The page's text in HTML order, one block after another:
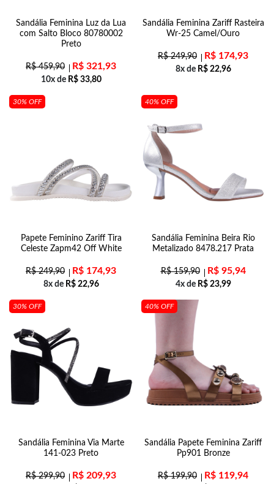
Sandália Feminina Luz da Lua
com Salto Bloco 80780002
Preto
R$459,90 R$ 321,93
10x de R$33,80
Sandália Feminina Zariff Rasteira
Wr-25 Camel/Ouro
R$249,90 R$ 174,93
8x de R$22,96
30% OFF
Papete Feminino Zariff Tira
Celeste Zapm42 Off White
R$249,90 R$ 174,93
8x de R$22,96
40% OFF
Sandália Feminina Beira Rio
Metalizado 8478.217 Prata
R$159,90 R$95,94
4x de R$23,99
30% OFF
Sandália Feminina Via Marte
141-023 Preto
R$299,90 R$ 209,93
40% OFF
Sandália Papete Feminina Zariff
Pp901 Bronze
R$199,90 R$ 119,94